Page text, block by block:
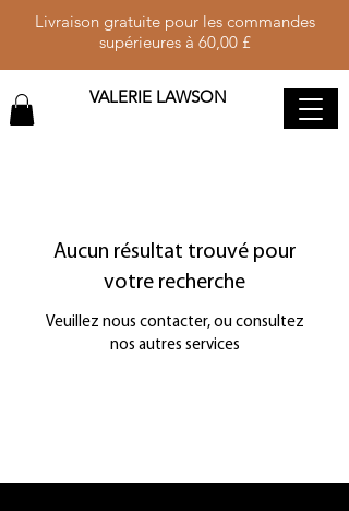
Livraison gratuite pour les commandes
supérieures à 60,00 £
VALERIE LAWSON
Aucun résultat trouvé pour
votre recherche
Veuillez nous contacter, ou consultez
nos autres services